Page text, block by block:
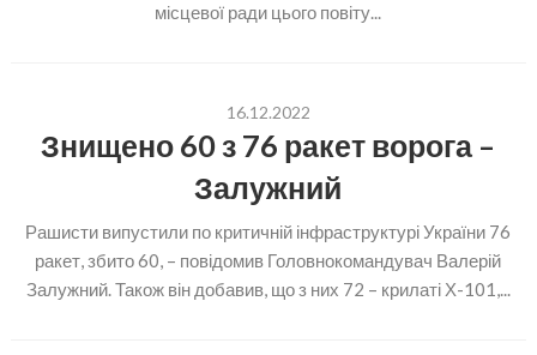
місцевої ради цього повіту...
16.12.2022
Знищено 60 з 76 ракет ворога –
Залужний
Рашисти випустили по критичній інфраструктурі України 76
ракет, збито 60, – повідомив Головнокомандувач Валерій
Залужний. Також він добавив, що з них 72 – крилаті Х-101,...